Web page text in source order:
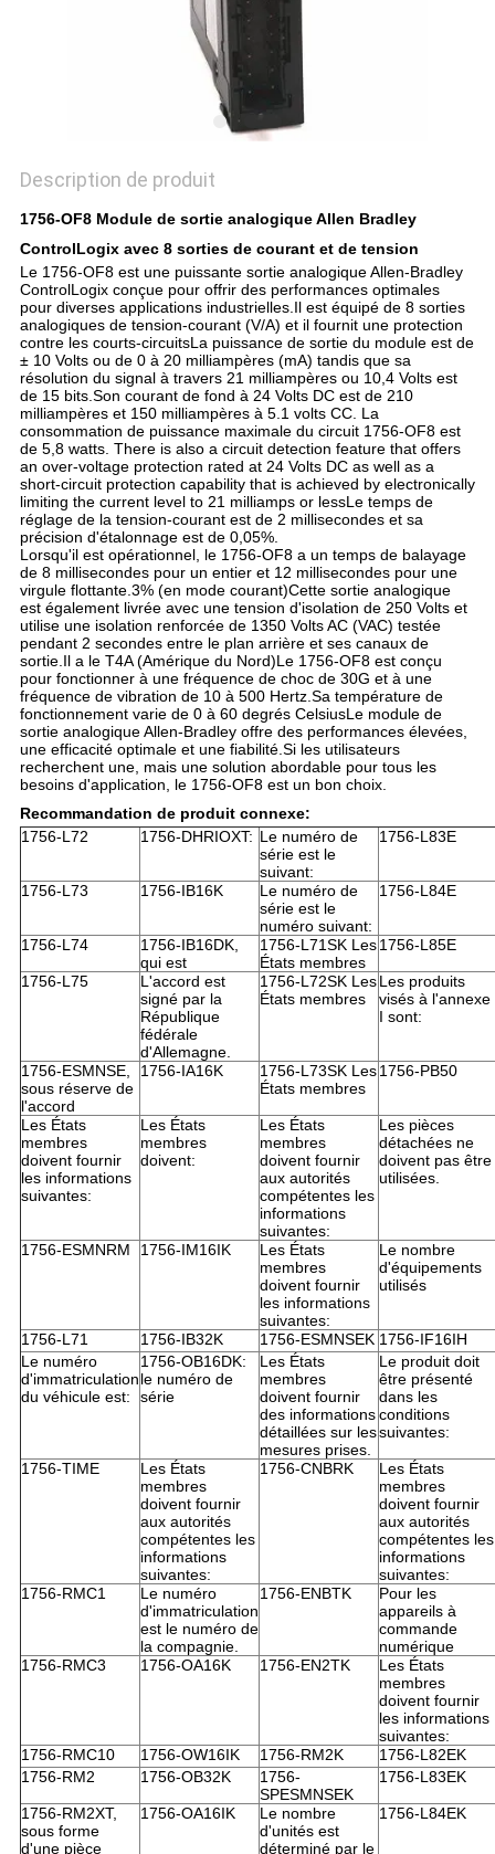
POLITIQUE
CONFIDENTIALITÉ
Description de produit
1756-OF8 Module de sortie analogique Allen Bradley
ControlLogix avec 8 sorties de courant et de tension
Le 1756-OF8 est une puissante sortie analogique Allen-Bradley
ControlLogix conçue pour offrir des performances optimales
pour diverses applications industrielles.Il est équipé de 8 sorties
analogiques de tension-courant (V/A) et il fournit une protection
contre les courts-circuitsLa puissance de sortie du module est de
± 10 Volts ou de 0 à 20 milliampères (mA) tandis que sa
résolution du signal à travers 21 milliampères ou 10,4 Volts est
de 15 bits.Son courant de fond à 24 Volts DC est de 210
milliampères et 150 milliampères à 5.1 volts CC. La
consommation de puissance maximale du circuit 1756-OF8 est
de 5,8 watts. There is also a circuit detection feature that offers
an over-voltage protection rated at 24 Volts DC as well as a
short-circuit protection capability that is achieved by electronically
limiting the current level to 21 milliamps or lessLe temps de
réglage de la tension-courant est de 2 millisecondes et sa
précision d'étalonnage est de 0,05%.
Lorsqu'il est opérationnel, le 1756-OF8 a un temps de balayage
de 8 millisecondes pour un entier et 12 millisecondes pour une
virgule flottante.3% (en mode courant)Cette sortie analogique
est également livrée avec une tension d'isolation de 250 Volts et
utilise une isolation renforcée de 1350 Volts AC (VAC) testée
pendant 2 secondes entre le plan arrière et ses canaux de
sortie.Il a le T4A (Amérique du Nord)Le 1756-OF8 est conçu
pour fonctionner à une fréquence de choc de 30G et à une
fréquence de vibration de 10 à 500 Hertz.Sa température de
fonctionnement varie de 0 à 60 degrés CelsiusLe module de
sortie analogique Allen-Bradley offre des performances élevées,
une efficacité optimale et une fiabilité.Si les utilisateurs
recherchent une, mais une solution abordable pour tous les
besoins d'application, le 1756-OF8 est un bon choix.
Recommandation de produit connexe:
1756-L72
1756-DHRIOXT: Le numéro de
série est le
suivant:
1756-L83E
1756-L73 1756-IB16K
Le numéro de
série est le
numéro suivant:
1756-L84E
1756-L74
1756-IB16DK,
qui est
1756-L71SK Les
États membres
1756-L85E
1756-L75
L'accord est
signé par la
République
fédérale
d'Allemagne.
1756-L72SK Les
États membres
Les produits
visés à l'annexe
I sont:
1756-ESMNSE,
sous réserve de
l'accord
1756-IA16K
1756-L73SK Les
États membres
1756-PB50
Les États
membres
doivent fournir
les informations
suivantes:
Les États
membres
doivent:
Les États
membres
doivent fournir
aux autorités
compétentes les
informations
suivantes:
Les pièces
détachées ne
doivent pas être
utilisées.
1756-ESMNRM 1756-IM16IK
Les États
membres
doivent fournir
les informations
suivantes:
Le nombre
d'équipements
utilisés
1756-L71 1756-IB32K 1756-ESMNSEK 1756-IF16IH
Le numéro
d'immatriculation
du véhicule est:
1756-OB16DK:
le numéro de
série
Les États
membres
doivent fournir
des informations
détaillées sur les
mesures prises.
Le produit doit
être présenté
dans les
conditions
suivantes:
1756-TIME
Les États
membres
doivent fournir
aux autorités
compétentes les
informations
suivantes:
1756-CNBRK
Les États
membres
doivent fournir
aux autorités
compétentes les
informations
suivantes:
1756-RMC1
Le numéro
d'immatriculation
est le numéro de
la compagnie.
1756-ENBTK
Pour les
appareils à
commande
numérique
1756-RMC3
1756-OA16K 1756-EN2TK
Les États
membres
doivent fournir
les informations
suivantes:
1756-RMC10
1756-OW16IK 1756-RM2K
1756-L82EK
1756-RM2
1756-OB32K
1756-
SPESMNSEK
1756-L83EK
1756-RM2XT,
sous forme
d'une pièce
1756-OA16IK
Le nombre
d'unités est
déterminé par le
1756-L84EK